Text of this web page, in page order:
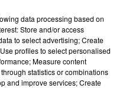
data processing based on
Store and/or access
to select advertising; Create
profiles to select personalised
Measure content
statistics or combinations
and improve services; Create